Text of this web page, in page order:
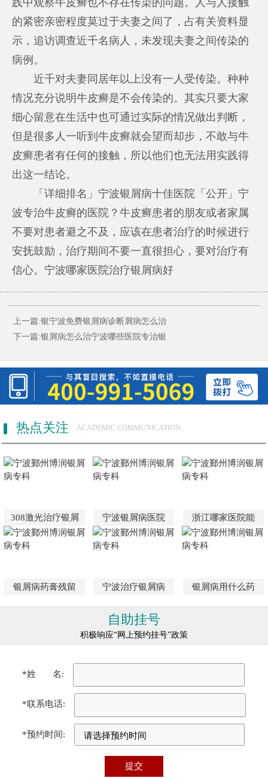
的紧密亲密程度莫过于夫妻之间了，占有关资料显
示，追访调查近千名病人，未发现夫妻之间传染的
病例。
近千对夫妻同居年以上没有一人受传染。种种
情况充分说明牛皮癣是不会传染的。其实只要大家
细心留意在生活中也可通过实际的情况做出判断，
但是很多人一听到牛皮癣就会望而却步，不敢与牛
皮癣患者有任何的接触，所以他们也无法用实践得
出这一结论。
「详细排名」宁波银屑病十佳医院「公开」宁
波专治牛皮癣的医院？牛皮癣患者的朋友或者家属
不要对患者避之不及，应该在患者治疗的时候进行
安抚鼓励，治疗期间不要一直很担心，要对治疗有
信心。宁波哪家医院治疗银屑病好
上一篇:银宁波免费银屑病诊断屑病怎么治
下一篇:银屑病怎么治宁波哪些医院专治银
热点关注 ACADEMIC COMMUNICATION
308激光治疗银屑 宁波银屑病医院 浙江哪家医院能
银屑病药膏残留 宁波治疗银屑病 银屑病用什么药
自助挂号
积极响应“网上预约挂号”政策
*姓 名:
*联系电话:
*预约时间: